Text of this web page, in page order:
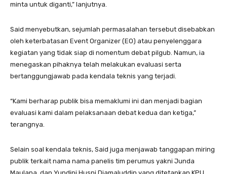
minta untuk diganti,” lanjutnya.
Said menyebutkan, sejumlah permasalahan tersebut disebabkan
oleh keterbatasan Event Organizer (EO) atau penyelenggara
kegiatan yang tidak siap di nomentum debat pilgub. Namun, ia
menegaskan pihaknya telah melakukan evaluasi serta
bertanggungjawab pada kendala teknis yang terjadi.
“Kami berharap publik bisa memaklumi ini dan menjadi bagian
evaluasi kami dalam pelaksanaan debat kedua dan ketiga,”
terangnya.
Selain soal kendala teknis, Said juga menjawab tanggapan miring
publik terkait nama nama panelis tim perumus yakni Junda